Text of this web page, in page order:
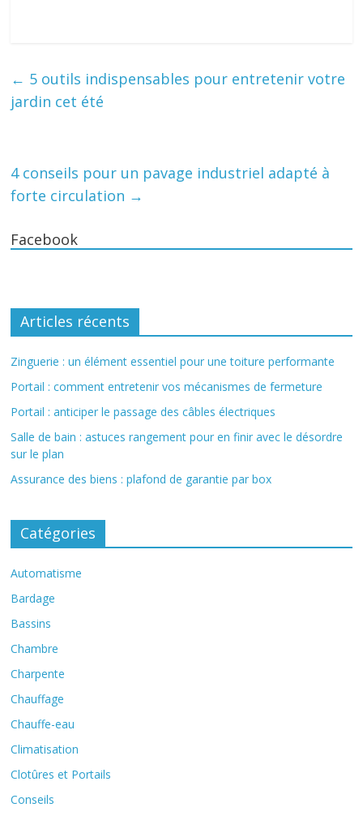
← 5 outils indispensables pour entretenir votre
jardin cet été
4 conseils pour un pavage industriel adapté à
forte circulation →
Facebook
Articles récents
Zinguerie : un élément essentiel pour une toiture performante
Portail : comment entretenir vos mécanismes de fermeture
Portail : anticiper le passage des câbles électriques
Salle de bain : astuces rangement pour en finir avec le désordre
sur le plan
Assurance des biens : plafond de garantie par box
Catégories
Automatisme
Bardage
Bassins
Chambre
Charpente
Chauffage
Chauffe-eau
Climatisation
Clotûres et Portails
Conseils